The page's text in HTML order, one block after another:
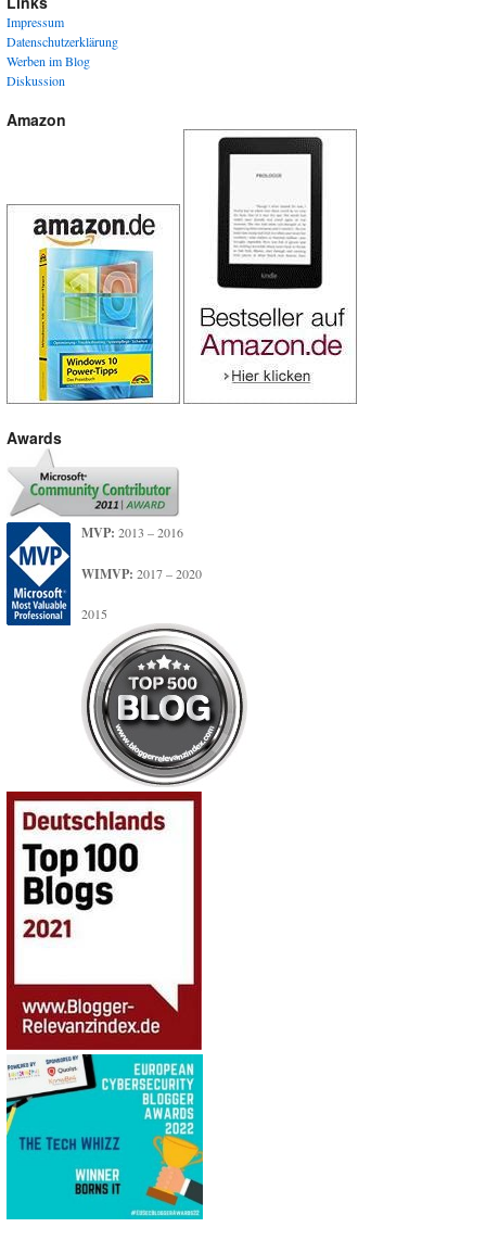
Impressum
Datenschutzerklärung
Werben im Blog
Diskussion
Amazon
Awards
MVP: 2013 – 2016
WIMVP: 2017 – 2020
2015